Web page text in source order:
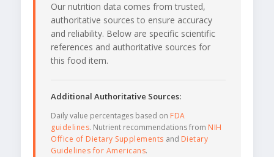
Our nutrition data comes from trusted,
authoritative sources to ensure accuracy
and reliability. Below are specific scientific
references and authoritative sources for
this food item.
Additional Authoritative Sources:
Daily value percentages based on FDA
guidelines. Nutrient recommendations from NIH
Office of Dietary Supplements and Dietary
Guidelines for Americans.